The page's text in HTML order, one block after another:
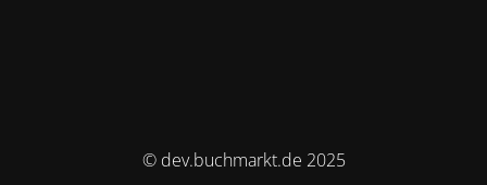
© dev.buchmarkt.de 2025